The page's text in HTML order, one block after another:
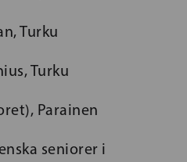
Turku
Turku
Parainen
seniorer i